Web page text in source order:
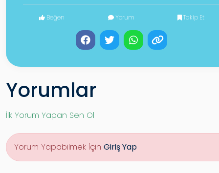
Beğen Yorum Takip Et
Yorumlar
İlk Yorum Yapan Sen Ol
Yorum Yapabilmek İçin Giriş Yap